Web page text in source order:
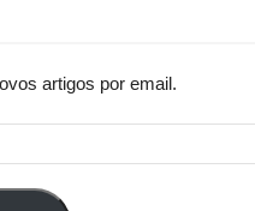
artigos por email.